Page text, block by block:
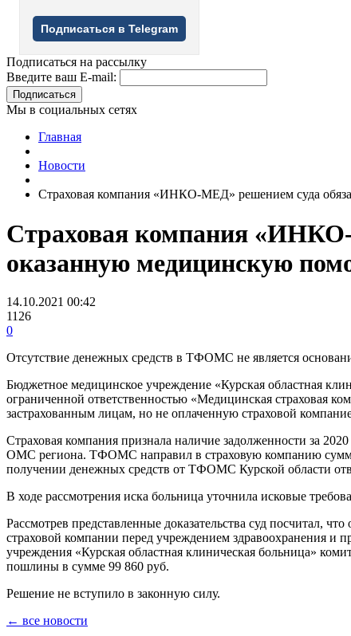
Подписаться в Telegram
Подписаться на рассылку
Введите ваш E-mail:
Подписаться
Мы в социальных сетях
Главная
Новости
Страховая компания «ИНКО-МЕД» решением суда
Страховая компания «ИНКО-
оказанную медицинскую
14.10.2021 00:42
1126
0
Отсутствие денежных средств в ТФОМС не является
Бюджетное медицинское учреждение «Курская областная
ограниченной ответственностью «Медицинская страховая
застрахованным лицам, но не оплаченную страховой
Страховая компания признала наличие задолженности за
ОМС региона. ТФОМС направил в страховую компанию
получении денежных средств от ТФОМС Курской области
В ходе рассмотрения иска больница уточнила исковые
Рассмотрев представленные доказательства суд посчитал,
страховой компании перед учреждением здравоохранения
учреждения «Курская областная клиническая больница»
пошлины в сумме 99 860 руб.
Решение не вступило в законную силу.
← все новости